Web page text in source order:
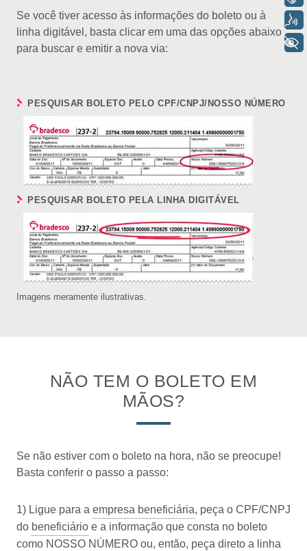
Se você tiver acesso às informações do boleto ou à
linha digitável, basta clicar em uma das opções abaixo
para buscar e emitir a nova via:
PESQUISAR BOLETO PELO CPF/CNPJ/NOSSO NÚMERO
PESQUISAR BOLETO PELA LINHA DIGITÁVEL
Imagens meramente ilustrativas.
NÃO TEM O BOLETO EM
MÃOS?
Se não estiver com o boleto na hora, não se preocupe!
Basta conferir o passo a passo:
1) Ligue para a empresa beneficiária, peça o CPF/CNPJ
do beneficiário e a informação que consta no boleto
como NOSSO NÚMERO ou, então, peça direto a linha
Voz
+ Acessibilidade